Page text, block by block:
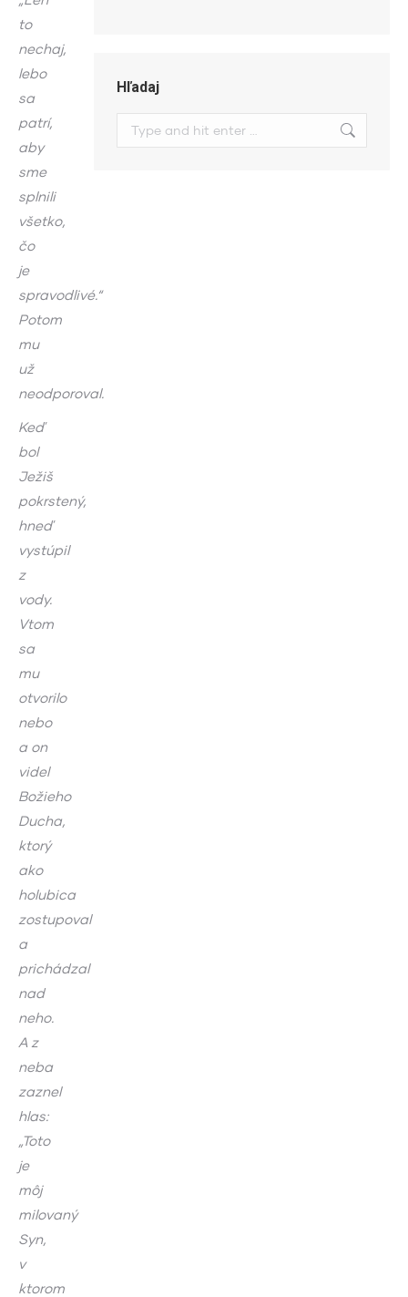
to
nechaj,
lebo
sa
patrí,
aby
sme
splnili
všetko,
čo
je
spravodlivé.“
Potom
mu
už
neodporoval.
Keď
bol
Ježiš
pokrstený,
hneď
vystúpil
z
vody.
Vtom
sa
mu
otvorilo
nebo
a on
videl
Božieho
Ducha,
ktorý
ako
holubica
zostupoval
a
prichádzal
nad
neho.
A z
neba
zaznel
hlas:
„Toto
je
môj
milovaný
Syn,
v
ktorom
Hľadaj
Search: